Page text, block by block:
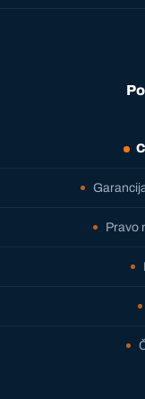
Pravo